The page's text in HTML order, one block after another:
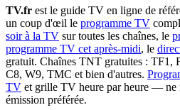
TV.fr est le guide TV en ligne de
un coup d'œil le programme TV
soir à la TV sur toutes les chaînes, le
programme TV cet après-midi, le
gratuit. Chaînes TNT gratuites : TF1,
C8, W9, TMC et bien d'autres.
TV et grille TV heure par heure — ne
émission préférée.